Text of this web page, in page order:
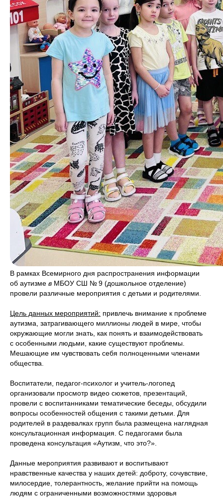
В рамках Всемирного дня распространения информации
об аутизме в МБОУ СШ № 9 (дошкольное отделение)
провели различные мероприятия с детьми и родителями.
Цель данных мероприятий: привлечь внимание к проблеме
аутизма, затрагивающего миллионы людей в мире, чтобы
окружающие могли знать, как понять и взаимодействовать
с особенными людьми, какие существуют проблемы.
Мешающие им чувствовать себя полноценными членами
общества.
Воспитатели, педагог-психолог и учитель-логопед
организовали просмотр видео сюжетов, презентаций,
провели с воспитанниками тематические беседы, обсудили
вопросы особенностей общения с такими детьми. Для
родителей в раздевалках групп была размещена наглядная
консультационная информация. С педагогами была
проведена консультация «Аутизм, что это?».
Данные мероприятия развивают и воспитывают
нравственные качества у наших детей: доброту, сочувствие,
милосердие, толерантность, желание прийти на помощь
людям с ограниченными возможностями здоровья